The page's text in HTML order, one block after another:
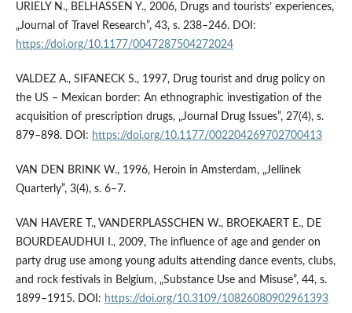
URIELY N., BELHASSEN Y., 2006, Drugs and tourists’ experiences,
„Journal of Travel Research”, 43, s. 238–246. DOI:
https://doi.org/10.1177/0047287504272024
VALDEZ A., SIFANECK S., 1997, Drug tourist and drug policy on
the US – Mexican border: An ethnographic investigation of the
acquisition of prescription drugs, „Journal Drug Issues”, 27(4), s.
879–898. DOI: https://doi.org/10.1177/002204269702700413
VAN DEN BRINK W., 1996, Heroin in Amsterdam, „Jellinek
Quarterly”, 3(4), s. 6–7.
VAN HAVERE T., VANDERPLASSCHEN W., BROEKAERT E., DE
BOURDEAUDHUI I., 2009, The influence of age and gender on
party drug use among young adults attending dance events, clubs,
and rock festivals in Belgium, „Substance Use and Misuse”, 44, s.
1899–1915. DOI: https://doi.org/10.3109/10826080902961393